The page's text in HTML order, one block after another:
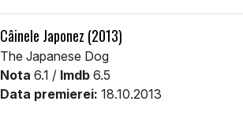
Câinele Japonez (2013)
The Japanese Dog
Nota 6.1 / Imdb 6.5
Data premierei: 18.10.2013